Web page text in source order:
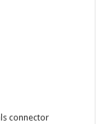
connector